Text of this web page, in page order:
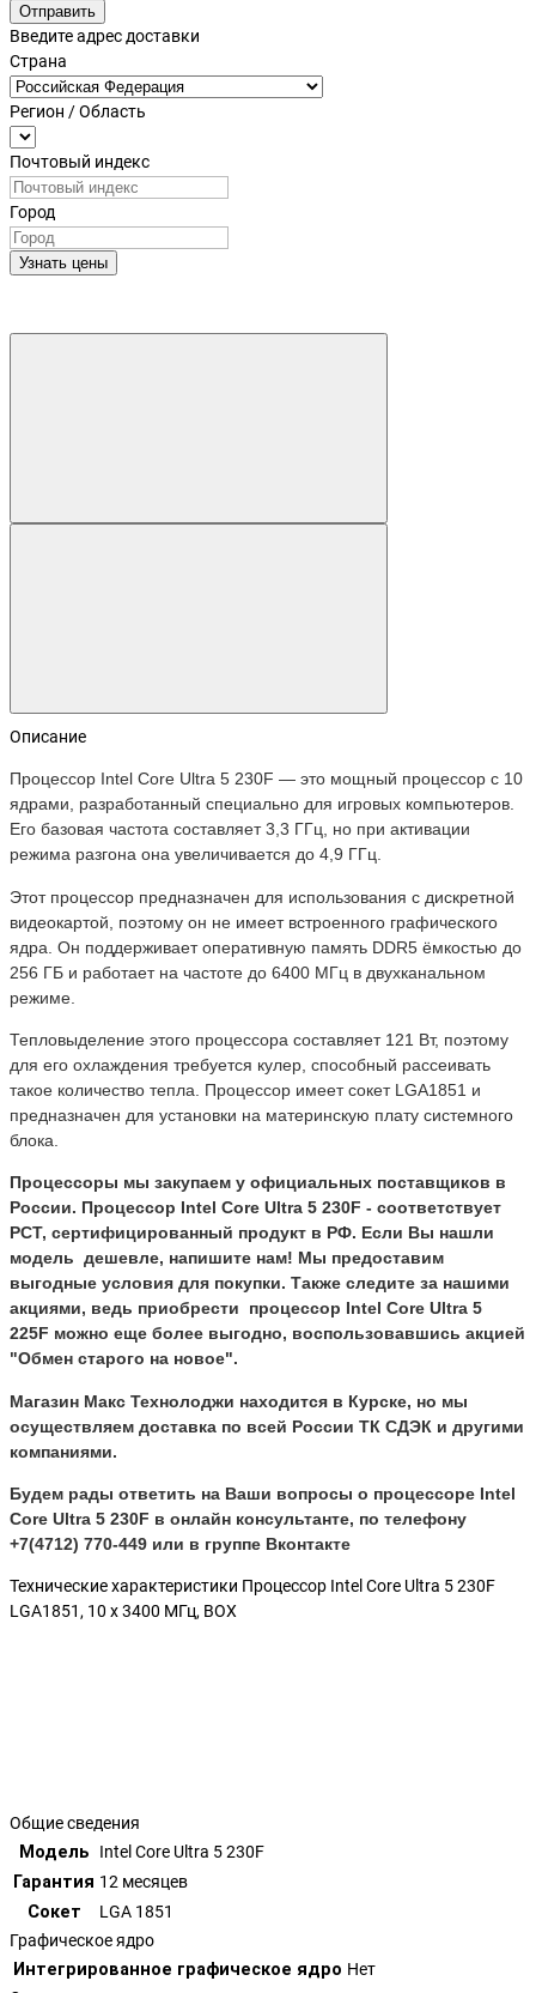
Отправить
Введите адрес доставки
Страна
Регион / Область
Почтовый индекс
Город
Узнать цены
Описание
Процессор Intel Core Ultra 5 230F — это мощный процессор с 10
ядрами, разработанный специально для игровых компьютеров.
Его базовая частота составляет 3,3 ГГц, но при активации
режима разгона она увеличивается до 4,9 ГГц.
Этот процессор предназначен для использования с дискретной
видеокартой, поэтому он не имеет встроенного графического
ядра. Он поддерживает оперативную память DDR5 ёмкостью до
256 ГБ и работает на частоте до 6400 МГц в двухканальном
режиме.
Тепловыделение этого процессора составляет 121 Вт, поэтому
для его охлаждения требуется кулер, способный рассеивать
такое количество тепла. Процессор имеет сокет LGA1851 и
предназначен для установки на материнскую плату системного
блока.
Процессоры мы закупаем у официальных поставщиков в
России. Процессор Intel Core Ultra 5 230F - соответствует
РСТ, сертифицированный продукт в РФ. Если Вы нашли
модель дешевле, напишите нам! Мы предоставим
выгодные условия для покупки. Также следите за нашими
акциями, ведь приобрести процессор Intel Core Ultra 5
225F можно еще более выгодно, воспользовавшись акцией
"Обмен старого на новое".
Магазин Макс Технолоджи находится в Курске, но мы
осуществляем доставка по всей России ТК СДЭК и другими
компаниями.
Будем рады ответить на Ваши вопросы о процессоре Intel
Core Ultra 5 230F в онлайн консультанте, по телефону
+7(4712) 770-449 или в группе Вконтакте
Технические характеристики Процессор Intel Core Ultra 5 230F
LGA1851, 10 x 3400 МГц, BOX
Общие сведения
Модель Intel Core Ultra 5 230F
Гарантия 12 месяцев
Сокет
LGA 1851
Графическое ядро
Интегрированное графическое ядро Нет